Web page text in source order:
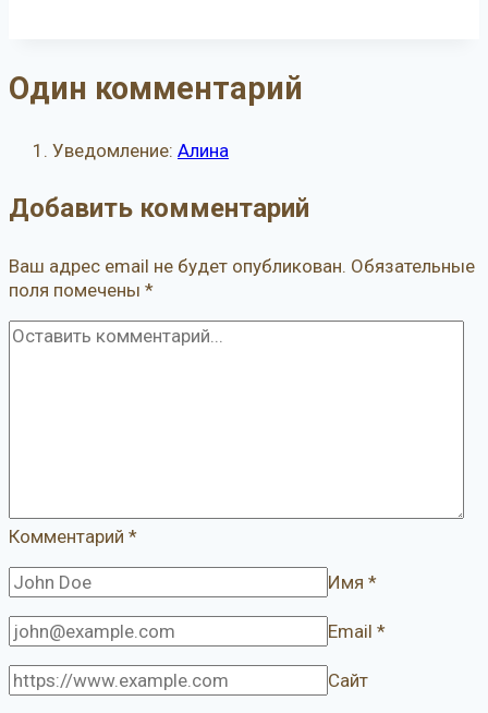
Один комментарий
Уведомление: Алина
Добавить комментарий
Ваш адрес email не будет опубликован. Обязательные
поля помечены *
Комментарий *
Имя *
Email *
Сайт